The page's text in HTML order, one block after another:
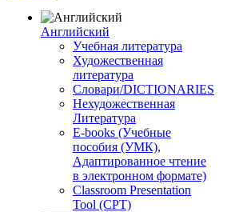
Английский
Учебная литература
Художественная
литература
Словари/DICTIONARIES
Нехудожественная
Литература
E-books (Учебные
пособия (УМК),
Адаптированное чтение
в электронном формате)
Classroom Presentation
Tool (CPT)